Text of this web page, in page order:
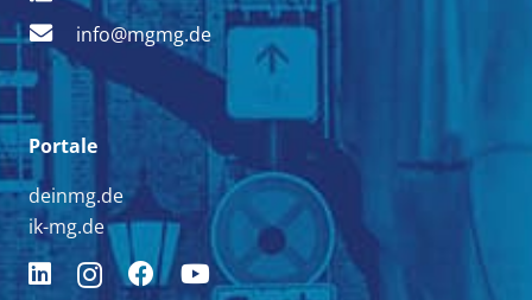
info@mgmg.de
Portale
deinmg.de
ik-mg.de